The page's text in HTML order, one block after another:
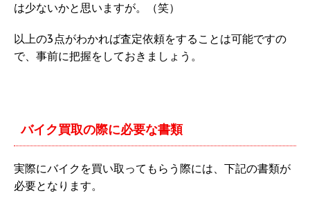
は少ないかと思いますが。（笑）
以上の3点がわかれば査定依頼をすることは可能ですの
で、事前に把握をしておきましょう。
バイク買取の際に必要な書類
実際にバイクを買い取ってもらう際には、下記の書類が
必要となります。